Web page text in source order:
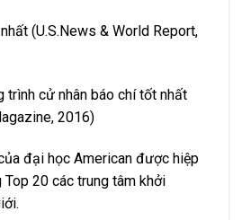
(U.S.News & World Report,
trình cử nhân báo chí tốt nhất
2016)
đại học American được hiệp
Top 20 các trung tâm khởi